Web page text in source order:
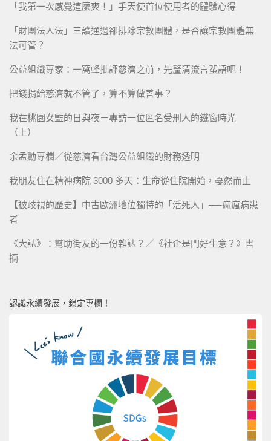
「我第一次感覺這麼爽！」手天使首位使用者的體驗心得
「財團法人法」三讀通過卻排除宗教團體，是否讓宗教團體無
法可管？
公益組織專家：一窩蜂批評慈濟之前，先釐清流言蜚語吧！
把錢捐給慈濟就不管了，算不算做善事？
我在桃園女監的日與夜－專訪一位匿名受刑人的鐵窗時光
（上）
余孟勳專欄／從慈濟看台灣公益組織的財務透明
我朋友住在精神病院 3000 多天：生命從住院開始，戞然而止
【被歧視的歷史】中古歐洲地位獨特的「活死人」──痲瘋病患
者
《大誌》：幫助街友的一份雜誌？／《社企是門好生意？》書
摘
認識永續發展，鎖定專欄！